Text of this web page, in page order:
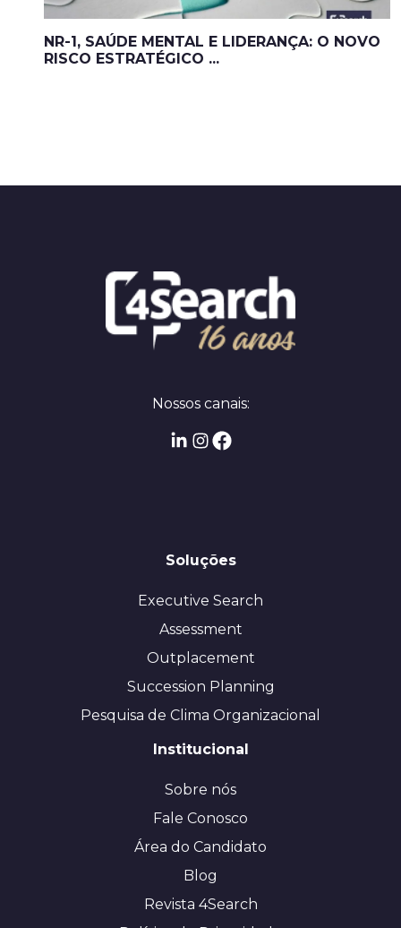
NR-1, SAÚDE MENTAL E LIDERANÇA: O NOVO
RISCO ESTRATÉGICO ...
Nossos canais:
Soluções
Executive Search
Assessment
Outplacement
Succession Planning
Pesquisa de Clima Organizacional
Institucional
Sobre nós
Fale Conosco
Área do Candidato
Blog
Revista 4Search